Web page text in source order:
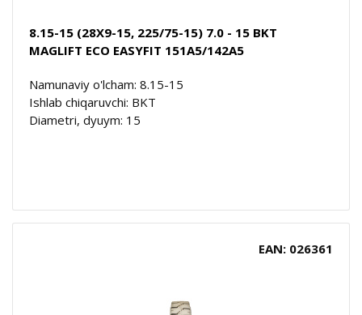
8.15-15 (28X9-15, 225/75-15) 7.0 - 15 BKT
MAGLIFT ECO EASYFIT 151A5/142A5
Namunaviy o'lcham: 8.15-15
Ishlab chiqaruvchi: BKT
Diametri, dyuym: 15
EAN: 026361